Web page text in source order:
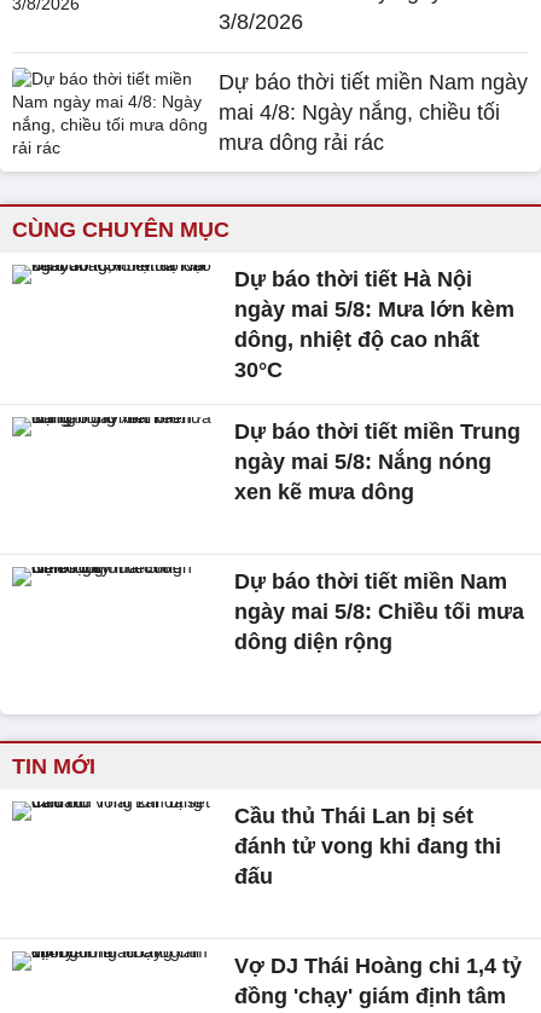
3/8/2026
Dự báo thời tiết miền Nam ngày
mai 4/8: Ngày nắng, chiều tối
mưa dông rải rác
CÙNG CHUYÊN MỤC
Dự báo thời tiết Hà Nội
ngày mai 5/8: Mưa lớn kèm
dông, nhiệt độ cao nhất
30°C
Dự báo thời tiết miền Trung
ngày mai 5/8: Nắng nóng
xen kẽ mưa dông
Dự báo thời tiết miền Nam
ngày mai 5/8: Chiều tối mưa
dông diện rộng
TIN MỚI
Cầu thủ Thái Lan bị sét
đánh tử vong khi đang thi
đấu
Vợ DJ Thái Hoàng chi 1,4 tỷ
đồng 'chạy' giám định tâm